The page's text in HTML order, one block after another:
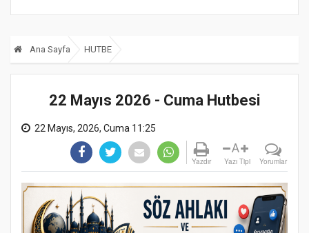
Ana Sayfa HUTBE
22 Mayıs 2026 - Cuma Hutbesi
22 Mayıs, 2026, Cuma 11:25
Yazdır
A
Yazı Tipi Yorumlar